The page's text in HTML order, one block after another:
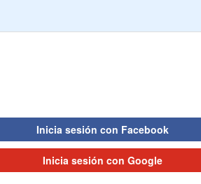
Inicia sesión con Facebook
Inicia sesión con Google